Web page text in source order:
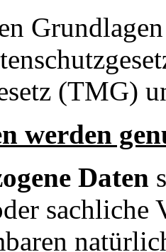
(TMG)
werden
Daten
sachliche